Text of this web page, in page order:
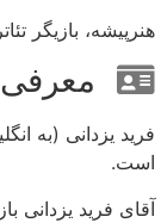
هنرپیشه، بازیگر
است.
آقای فرید یزدانی